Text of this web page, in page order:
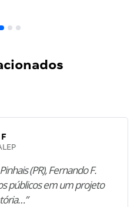
(PR), Fernando F.
públicos em um projeto